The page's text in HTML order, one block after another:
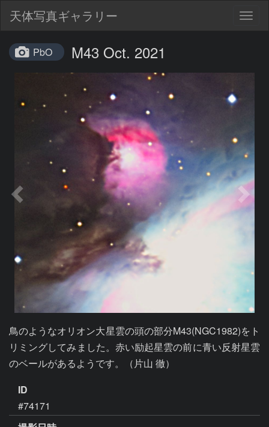
天体写真ギャラリー
PbO M43 Oct. 2021
鳥のようなオリオン大星雲の頭の部分M43(NGC1982)をト
リミングしてみました。赤い励起星雲の前に青い反射星雲
のベールがあるようです。（片山 徹）
ID
#74171